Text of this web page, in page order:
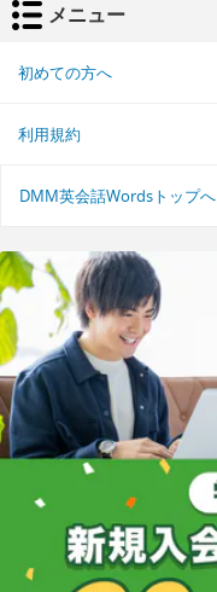
メニュー
初めての方へ
利用規約
DMM英会話Wordsトップへ